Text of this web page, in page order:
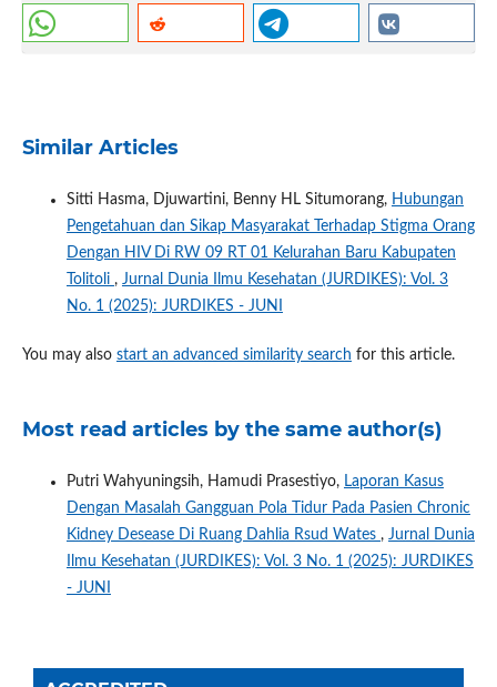
Similar Articles
Sitti Hasma, Djuwartini, Benny HL Situmorang, Hubungan
Pengetahuan dan Sikap Masyarakat Terhadap Stigma Orang
Dengan HIV Di RW 09 RT 01 Kelurahan Baru Kabupaten
Tolitoli , Jurnal Dunia Ilmu Kesehatan (JURDIKES): Vol. 3
No. 1 (2025): JURDIKES - JUNI
You may also start an advanced similarity search for this article.
Most read articles by the same author(s)
Putri Wahyuningsih, Hamudi Prasestiyo, Laporan Kasus
Dengan Masalah Gangguan Pola Tidur Pada Pasien Chronic
Kidney Desease Di Ruang Dahlia Rsud Wates , Jurnal Dunia
Ilmu Kesehatan (JURDIKES): Vol. 3 No. 1 (2025): JURDIKES
- JUNI